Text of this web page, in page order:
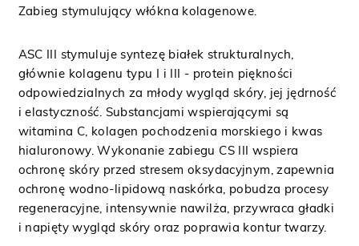
Zabieg stymulujący włókna kolagenowe.
ASC III stymuluje syntezę białek strukturalnych,
głównie kolagenu typu I i III - protein piękności
odpowiedzialnych za młody wygląd skóry, jej jędrność
i elastyczność. Substancjami wspierającymi są
witamina C, kolagen pochodzenia morskiego i kwas
hialuronowy. Wykonanie zabiegu CS III wspiera
ochronę skóry przed stresem oksydacyjnym, zapewnia
ochronę wodno-lipidową naskórka, pobudza procesy
regeneracyjne, intensywnie nawilża, przywraca gładki
i napięty wygląd skóry oraz poprawia kontur twarzy.